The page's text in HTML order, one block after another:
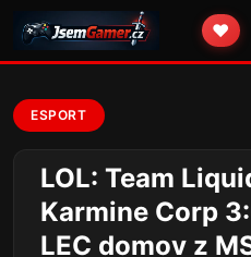
❤️
ESPORT
LOL: Team
Karmine Corp
LEC domov z